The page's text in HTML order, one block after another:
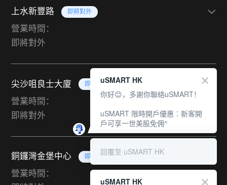
上水新豐路 即將對外
營業時間：
即將對外
尖沙咀良士大廈 即將對外
營業時間：
即將對外
銅鑼灣金堡中心 即將對外
營業時間：
uSMART HK
你好😊，多謝你聯絡uSMART！
uSMART 限時開戶優惠︰新客開
戶可享一世美股免佣^
回覆至 uSMART HK
uSMART HK